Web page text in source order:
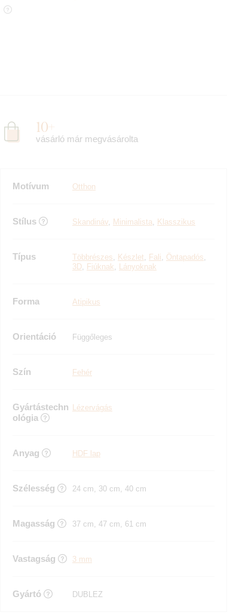
10+
vásárló már megvásárolta
Motívum Otthon
Stílus Skandináv, Minimalista, Klasszikus
Típus Többrészes, Készlet, Fali, Öntapadós,
3D, Fiúknak, Lányoknak
Forma Atipikus
Orientáció Függőleges
Szín Fehér
Gyártástechn
ológia
Lézervágás
Anyag HDF lap
Szélesség 24 cm, 30 cm, 40 cm
Magasság 37 cm, 47 cm, 61 cm
Vastagság 3 mm
Gyártó DUBLEZ